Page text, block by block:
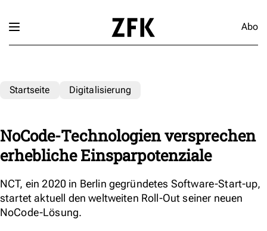
Abo
Startseite Digitalisierung
NoCode-Technologien versprechen
erhebliche Einsparpotenziale
NCT, ein 2020 in Berlin gegründetes Software-Start-up,
startet aktuell den weltweiten Roll-Out seiner neuen
NoCode-Lösung.